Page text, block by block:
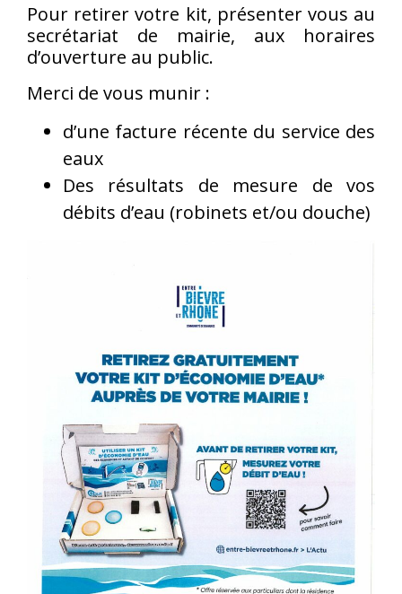
Pour retirer votre kit, présenter vous au
secrétariat de mairie, aux horaires
d’ouverture au public.
Merci de vous munir :
d’une facture récente du service des
eaux
Des résultats de mesure de vos
débits d’eau (robinets et/ou douche)